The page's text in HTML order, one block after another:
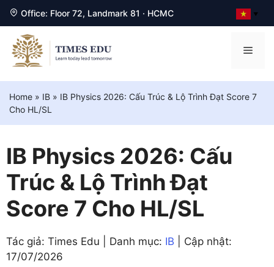
Office: Floor 72, Landmark 81 · HCMC ▼
Chuyển
đến
nội
dung
Home » IB » IB Physics 2026: Cấu Trúc & Lộ Trình Đạt Score 7
Cho HL/SL
IB Physics 2026: Cấu
Trúc & Lộ Trình Đạt
Score 7 Cho HL/SL
Tác giả: Times Edu | Danh mục: IB | Cập nhật:
17/07/2026